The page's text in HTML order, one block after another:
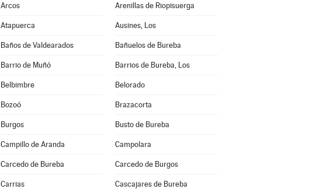
Arcos Arenillas de Riopisuerga
Atapuerca Ausines, Los
Baños de Valdearados Bañuelos de Bureba
Barrio de Muñó Barrios de Bureba, Los
Belbimbre Belorado
Bozoó Brazacorta
Burgos Busto de Bureba
Campillo de Aranda Campolara
Carcedo de Bureba Carcedo de Burgos
Carrias Cascajares de Bureba